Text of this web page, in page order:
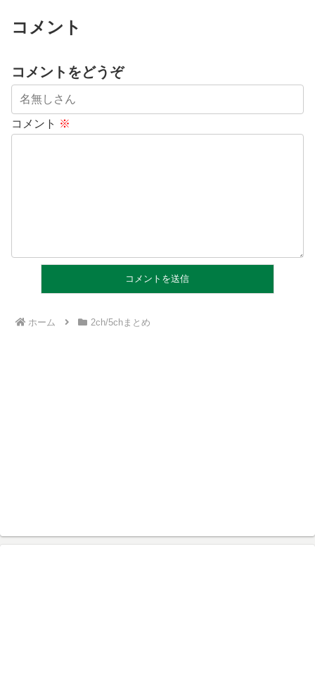
コメント
コメントをどうぞ
コメント ※
ホーム 2ch/5chまとめ